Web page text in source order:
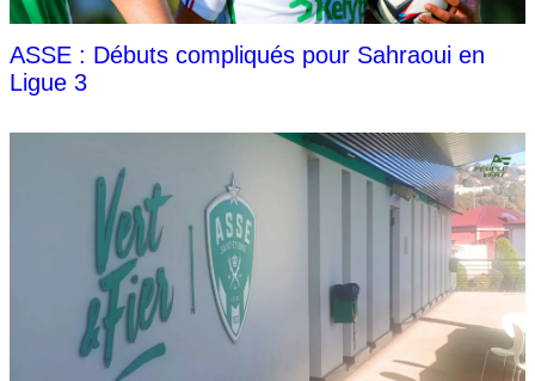
ASSE : Débuts compliqués pour Sahraoui en
Ligue 3